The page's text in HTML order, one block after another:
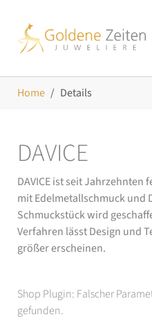
Home Details
DAVICE
DAVICE ist seit
mit Edelmetallschmuck und
Schmuckstück wird
Verfahren lässt Design und
größer erscheinen.
Shop Plugin: Falscher
gefunden.